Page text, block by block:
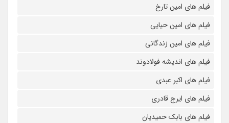
فیلم های امین تارخ
فیلم های امین حیایی
فیلم های امین زندگانی
فیلم های اندیشه فولادوند
فیلم های اکبر عبدی
فیلم های ایرج قادری
فیلم های بابک حمیدیان